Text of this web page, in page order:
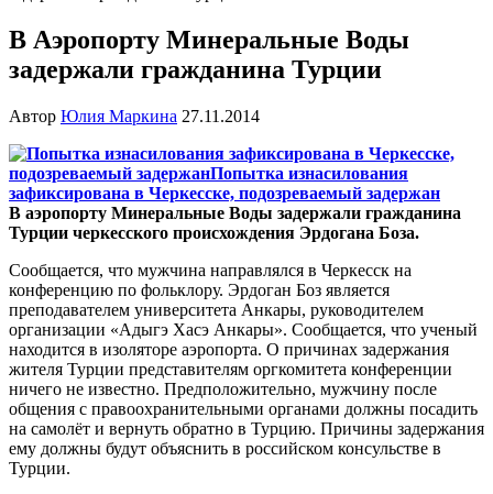
В Аэропорту Минеральные Воды
задержали гражданина Турции
Автор Юлия Маркина 27.11.2014
В аэропорту Минеральные Воды задержали гражданина
Турции черкесского происхождения Эрдогана Боза.
Сообщается, что мужчина направлялся в Черкесск на
конференцию по фольклору. Эрдоган Боз является
преподавателем университета Анкары, руководителем
организации «Адыгэ Хасэ Анкары». Сообщается, что ученый
находится в изоляторе аэропорта. О причинах задержания
жителя Турции представителям оргкомитета конференции
ничего не известно. Предположительно, мужчину после
общения с правоохранительными органами должны посадить
на самолёт и вернуть обратно в Турцию. Причины задержания
ему должны будут объяснить в российском консульстве в
Турции.